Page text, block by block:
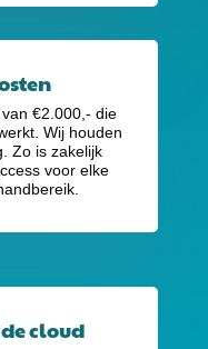
€2.000,- die
Wij houden
Zo is zakelijk
voor elke
cloud